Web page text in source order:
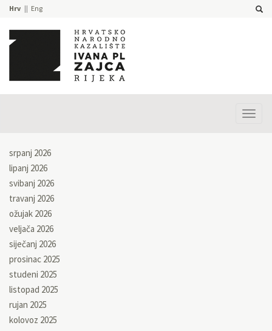
Hrv Eng
srpanj 2026
lipanj 2026
svibanj 2026
travanj 2026
ožujak 2026
veljača 2026
siječanj 2026
prosinac 2025
studeni 2025
listopad 2025
rujan 2025
kolovoz 2025